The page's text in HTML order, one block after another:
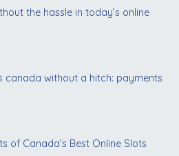
the hassle in today’s online
canada without a hitch: payments
of Canada’s Best Online Slots